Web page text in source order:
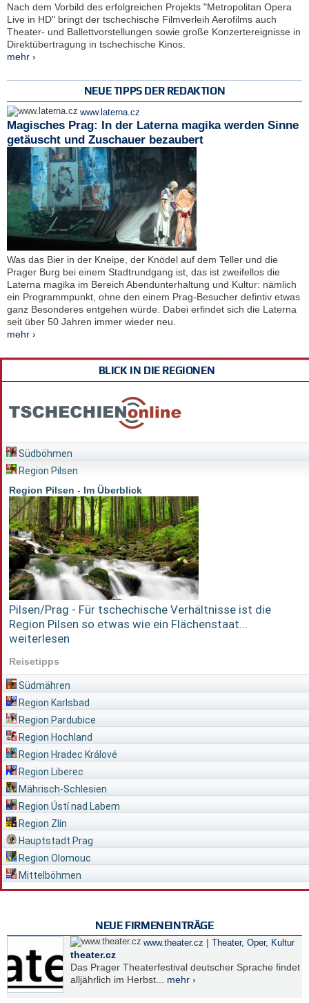
Nach dem Vorbild des erfolgreichen Projekts "Metropolitan Opera
Live in HD" bringt der tschechische Filmverleih Aerofilms auch
Theater- und Ballettvorstellungen sowie große Konzertereignisse in
Direktübertragung in tschechische Kinos.
mehr ›
NEUE TIPPS DER REDAKTION
www.laterna.cz
Magisches Prag: In der Laterna magika werden Sinne
getäuscht und Zuschauer bezaubert
Was das Bier in der Kneipe, der Knödel auf dem Teller und die
Prager Burg bei einem Stadtrundgang ist, das ist zweifellos die
Laterna magika im Bereich Abendunterhaltung und Kultur: nämlich
ein Programmpunkt, ohne den einem Prag-Besucher defintiv etwas
ganz Besonderes entgehen würde. Dabei erfindet sich die Laterna
seit über 50 Jahren immer wieder neu.
mehr ›
BLICK IN DIE REGIONEN
Südböhmen
Region Pilsen
Region Pilsen - Im Überblick
Pilsen/Prag - Für tschechische Verhältnisse ist die
Region Pilsen so etwas wie ein Flächenstaat...
weiterlesen
Reisetipps
Südmähren
Region Karlsbad
Region Pardubice
Region Hochland
Region Hradec Králové
Region Liberec
Mährisch-Schlesien
Region Ústí nad Labem
Region Zlín
Hauptstadt Prag
Region Olomouc
Mittelböhmen
NEUE FIRMENEINTRÄGE
www.theater.cz | Theater, Oper, Kultur
theater.cz
Das Prager Theaterfestival deutscher Sprache findet
alljährlich im Herbst... mehr ›